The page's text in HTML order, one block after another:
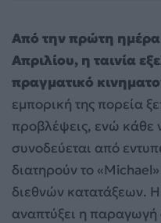
Από την πρώτη ημέρα
Απριλίου, η ταινία
πραγματικό
εμπορική της πορεία
προβλέψεις, ενώ κάθε
συνοδεύεται από
διατηρούν το
διεθνών κατατάξεων.
αναπτύξει η παραγωγή